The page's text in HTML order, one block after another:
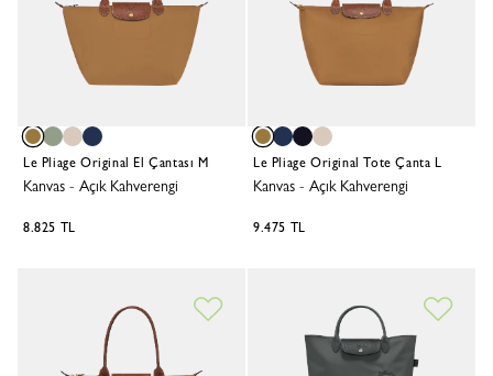
Le Pliage Original El Çantası M
Kanvas - Açık Kahverengi
8.825 TL
Le Pliage Original Tote Çanta L
Kanvas - Açık Kahverengi
9.475 TL